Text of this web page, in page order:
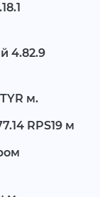
4.82.9
м.
RPS19 м